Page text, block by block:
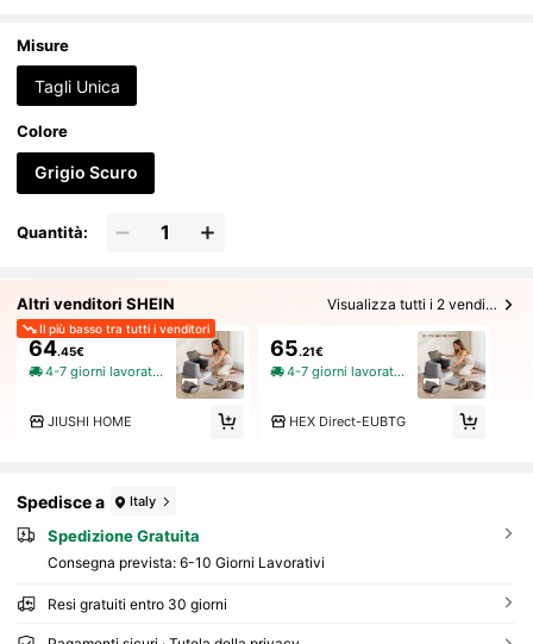
Misure
Tagli Unica
Colore
Grigio Scuro
Quantità:
Altri venditori SHEIN Visualizza tutti i 2 venditori
Il più basso tra tutti i venditori
64.45€
4-7 giorni lavorativi
JIUSHI HOME
65.21€
4-7 giorni lavorativi
HEX Direct-EUBTG
Spedisce a Italy
Spedizione Gratuita
Consegna prevista: 6-10 Giorni Lavorativi
Resi gratuiti entro 30 giorni